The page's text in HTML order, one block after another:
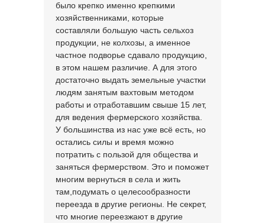
было крепко именно крепкими
хозяйственниками, которые
составляли большую часть сельхоз
продукции, не колхозы, а именное
частное подворье сдавало продукцию,
в этом нашем различие. А для этого
достаточно выдать земельные участки
людям занятым вахтовым методом
работы и отработавшим свыше 15 лет,
для ведения фермерского хозяйства.
У большинства из нас уже всё есть, но
остались силы и время можно
потратить с пользой для общества и
заняться фермерством. Это и поможет
многим вернуться в села и жить
там,подумать о целесообразности
переезда в другие регионы. Не секрет,
что многие переезжают в другие